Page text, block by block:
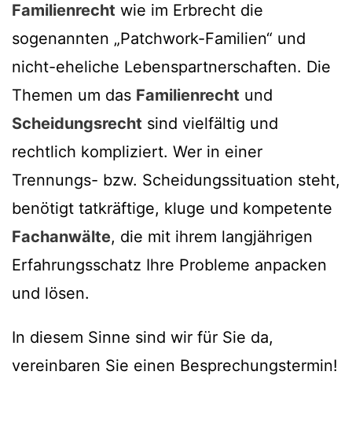
Familienrecht wie im Erbrecht die
sogenannten „Patchwork-Familien“ und
nicht-eheliche Lebenspartnerschaften. Die
Themen um das Familienrecht und
Scheidungsrecht sind vielfältig und
rechtlich kompliziert. Wer in einer
Trennungs- bzw. Scheidungssituation steht,
benötigt tatkräftige, kluge und kompetente
Fachanwälte, die mit ihrem langjährigen
Erfahrungsschatz Ihre Probleme anpacken
und lösen.
In diesem Sinne sind wir für Sie da,
vereinbaren Sie einen Besprechungstermin!